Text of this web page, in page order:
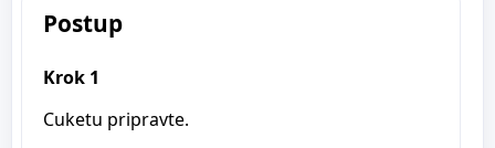
Postup
Krok 1
Cuketu pripravte.